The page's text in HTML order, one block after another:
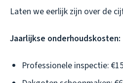
Laten we eerlijk zijn over de
Jaarlijkse onderhoudskosten:
Professionele inspectie: